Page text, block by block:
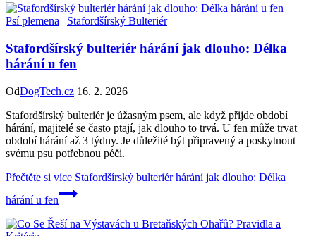
Psí plemena | Stafordšírský Bulteriér
Stafordšírský bulteriér hárání jak dlouho: Délka
hárání u fen
OdDogTech.cz 16. 2. 2026
Stafordšírský bulteriér je úžasným psem, ale když přijde období
hárání, majitelé se často ptají, jak dlouho to trvá. U fen může trvat
období hárání až 3 týdny. Je důležité být připravený a poskytnout
svému psu potřebnou péči.
Přečtěte si více Stafordšírský bulteriér hárání jak dlouho: Délka
hárání u fen